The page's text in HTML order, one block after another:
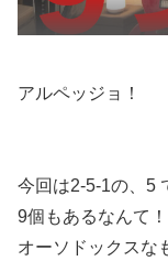
アルペッジョ！
今回は2-5-1の、5
9個もあるなんて！
オーソドックスな